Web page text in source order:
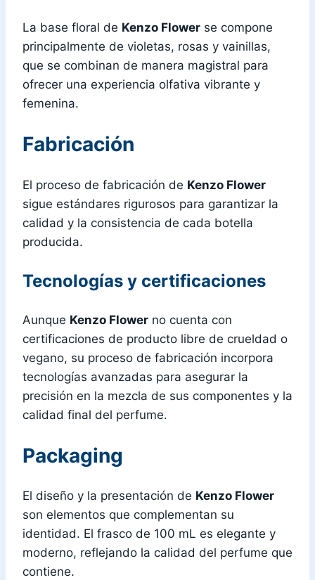
La base floral de Kenzo Flower se compone
principalmente de violetas, rosas y vainillas,
que se combinan de manera magistral para
ofrecer una experiencia olfativa vibrante y
femenina.
Fabricación
El proceso de fabricación de Kenzo Flower
sigue estándares rigurosos para garantizar la
calidad y la consistencia de cada botella
producida.
Tecnologías y certificaciones
Aunque Kenzo Flower no cuenta con
certificaciones de producto libre de crueldad o
vegano, su proceso de fabricación incorpora
tecnologías avanzadas para asegurar la
precisión en la mezcla de sus componentes y la
calidad final del perfume.
Packaging
El diseño y la presentación de Kenzo Flower
son elementos que complementan su
identidad. El frasco de 100 mL es elegante y
moderno, reflejando la calidad del perfume que
contiene.